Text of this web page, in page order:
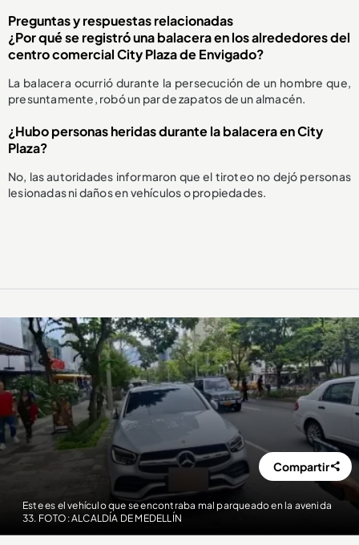
Preguntas y respuestas relacionadas
¿Por qué se registró una balacera en los alrededores del
centro comercial City Plaza de Envigado?
La balacera ocurrió durante la persecución de un hombre que,
presuntamente, robó un par de zapatos de un almacén.
¿Hubo personas heridas durante la balacera en City
Plaza?
No, las autoridades informaron que el tiroteo no dejó personas
lesionadas ni daños en vehículos o propiedades.
Este es el vehículo que se encontraba mal parqueado en la avenida
33. FOTO: ALCALDÍA DE MEDELLÍN
Compartir